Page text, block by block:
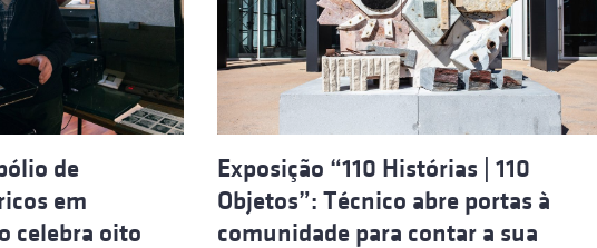
Formação Avançada
de
em
celebra oito
Exposição “110 Histórias | 110
Objetos”: Técnico abre portas à
comunidade para contar a sua